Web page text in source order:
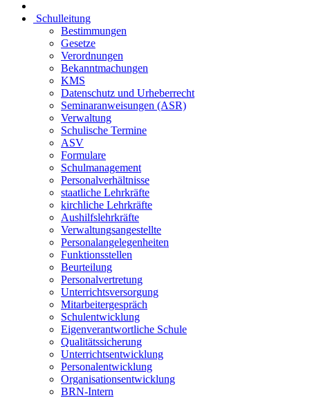
Schulleitung
Bestimmungen
Gesetze
Verordnungen
Bekanntmachungen
KMS
Datenschutz und Urheberrecht
Seminaranweisungen (ASR)
Verwaltung
Schulische Termine
ASV
Formulare
Schulmanagement
Personalverhältnisse
staatliche Lehrkräfte
kirchliche Lehrkräfte
Aushilfslehrkräfte
Verwaltungsangestellte
Personalangelegenheiten
Funktionsstellen
Beurteilung
Personalvertretung
Unterrichtsversorgung
Mitarbeitergespräch
Schulentwicklung
Eigenverantwortliche Schule
Qualitätssicherung
Unterrichtsentwicklung
Personalentwicklung
Organisationsentwicklung
BRN-Intern